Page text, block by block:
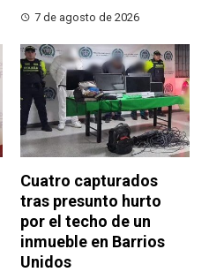
7 de agosto de 2026
Cuatro capturados
tras presunto hurto
por el techo de un
inmueble en Barrios
Unidos